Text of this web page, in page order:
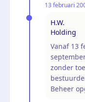
13 februari
H.W.
Holding
Vanaf 13
zonder
Beheer